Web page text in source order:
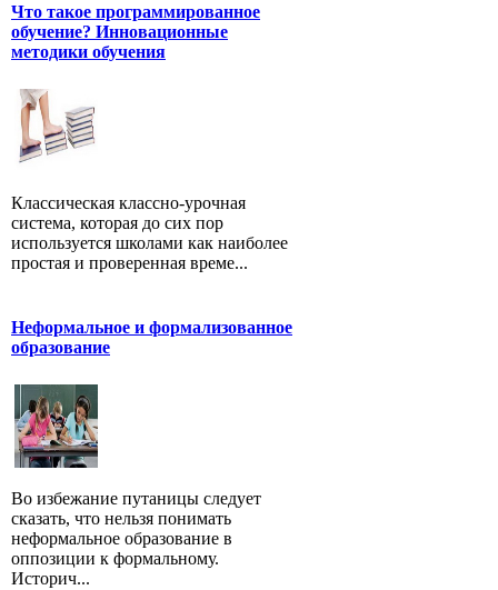
Что такое программированное
обучение? Инновационные
методики обучения
Классическая классно-урочная
система, которая до сих пор
используется школами как наиболее
простая и проверенная време...
Неформальное и формализованное
образование
Во избежание путаницы следует
сказать, что нельзя понимать
неформальное образование в
оппозиции к формальному.
Историч...